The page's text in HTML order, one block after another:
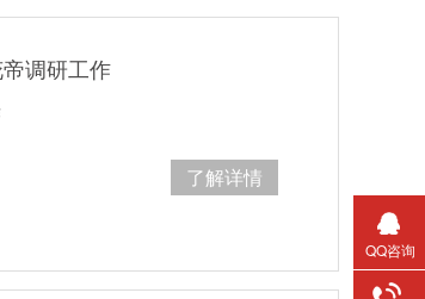
调研工作
了解详情
QQ咨询